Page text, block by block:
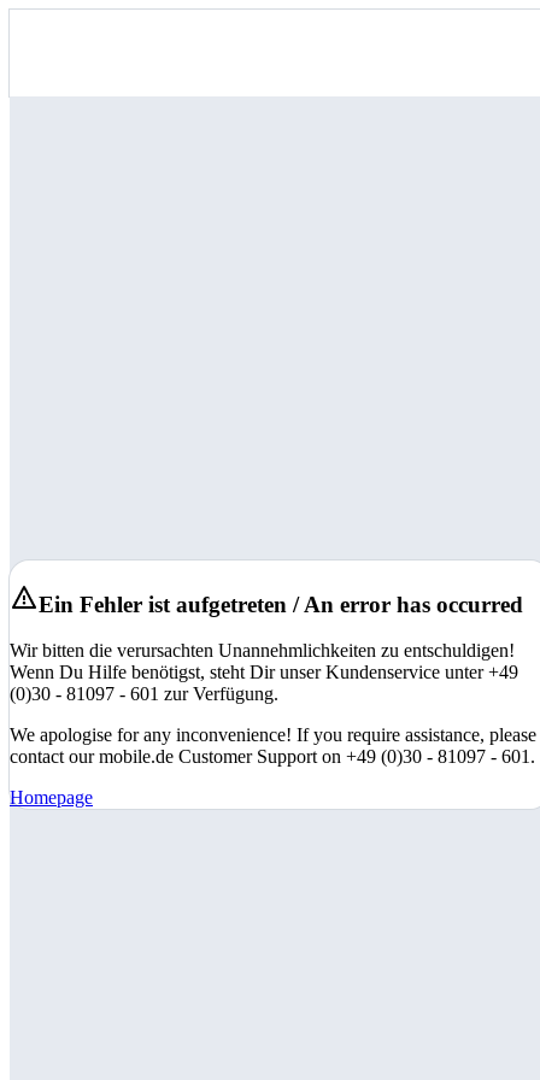
Ein Fehler ist aufgetreten / An error has occurred
Wir bitten die verursachten Unannehmlichkeiten zu entschuldigen!
Wenn Du Hilfe benötigst, steht Dir unser Kundenservice unter +49
(0)30 - 81097 - 601 zur Verfügung.
We apologise for any inconvenience! If you require assistance, please
contact our mobile.de Customer Support on +49 (0)30 - 81097 - 601.
Homepage